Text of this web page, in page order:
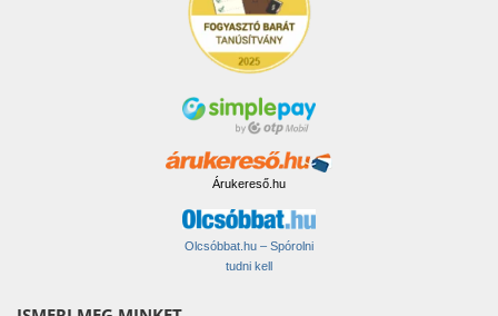
Árukereső.hu
Olcsóbbat.hu – Spórolni
tudni kell